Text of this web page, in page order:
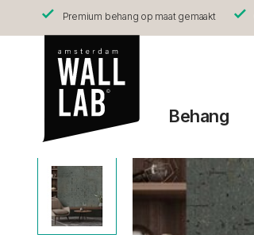
Premium behang op maat gemaakt
Behang